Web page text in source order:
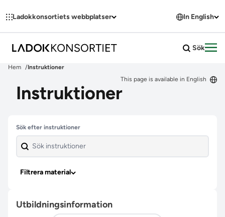
Ladokkonsortiets webbplatser In English
Sök
Hem
Instruktioner
This page is available in English
Instruktioner
Hoppa över filter
Sök efter instruktioner
Filtrera material
Utbildningsinformation